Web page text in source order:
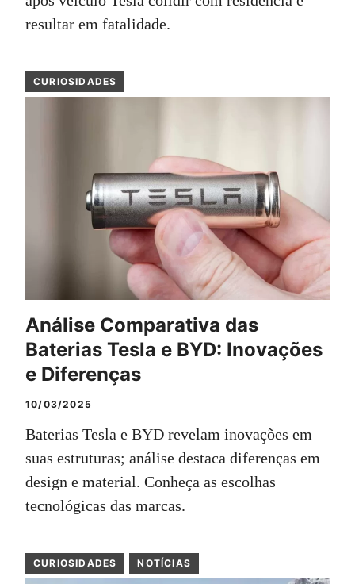
resultar em fatalidade.
CURIOSIDADES
Análise Comparativa das
Baterias Tesla e BYD: Inovações
e Diferenças
10/03/2025
Baterias Tesla e BYD revelam inovações em
suas estruturas; análise destaca diferenças em
design e material. Conheça as escolhas
tecnológicas das marcas.
CURIOSIDADES NOTÍCIAS